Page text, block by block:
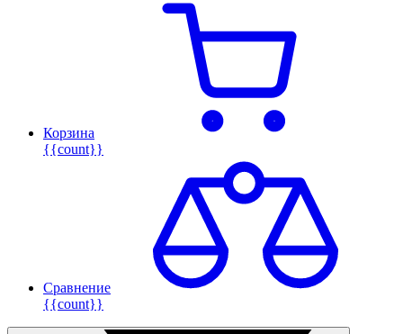
Корзина
{{count}}
Сравнение
{{count}}